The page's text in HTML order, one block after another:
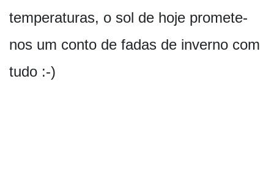
temperaturas, o sol de hoje promete-
nos um conto de fadas de inverno com
tudo :-)